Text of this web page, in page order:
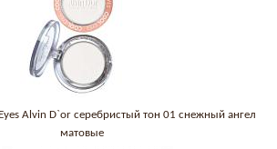
Alvin D`or серебристый тон 01 снежный ангел
матовые